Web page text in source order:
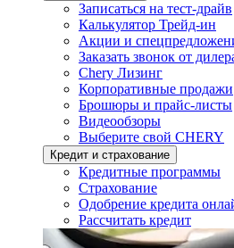
Записаться на тест-драйв
Калькулятор Трейд-ин
Акции и
Заказать звонок от
Chery Лизинг
Корпоративные продажи
Брошюры и прайс-листы
Видеообзоры
Выберите свой CHERY
Кредит и страхование
Кредитные программы
Страхование
Одобрение кредита
Рассчитать кредит